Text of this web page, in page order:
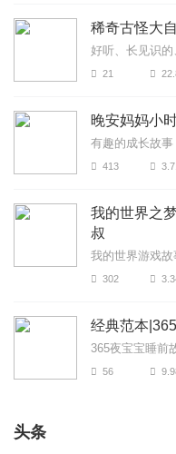
稀奇古怪大
好听、长见识
21
晚安妈妈小
有趣的成长故
413
我的世界之
叔
我的世界游戏
302
经典范本
365夜宝宝睡前
56
头条